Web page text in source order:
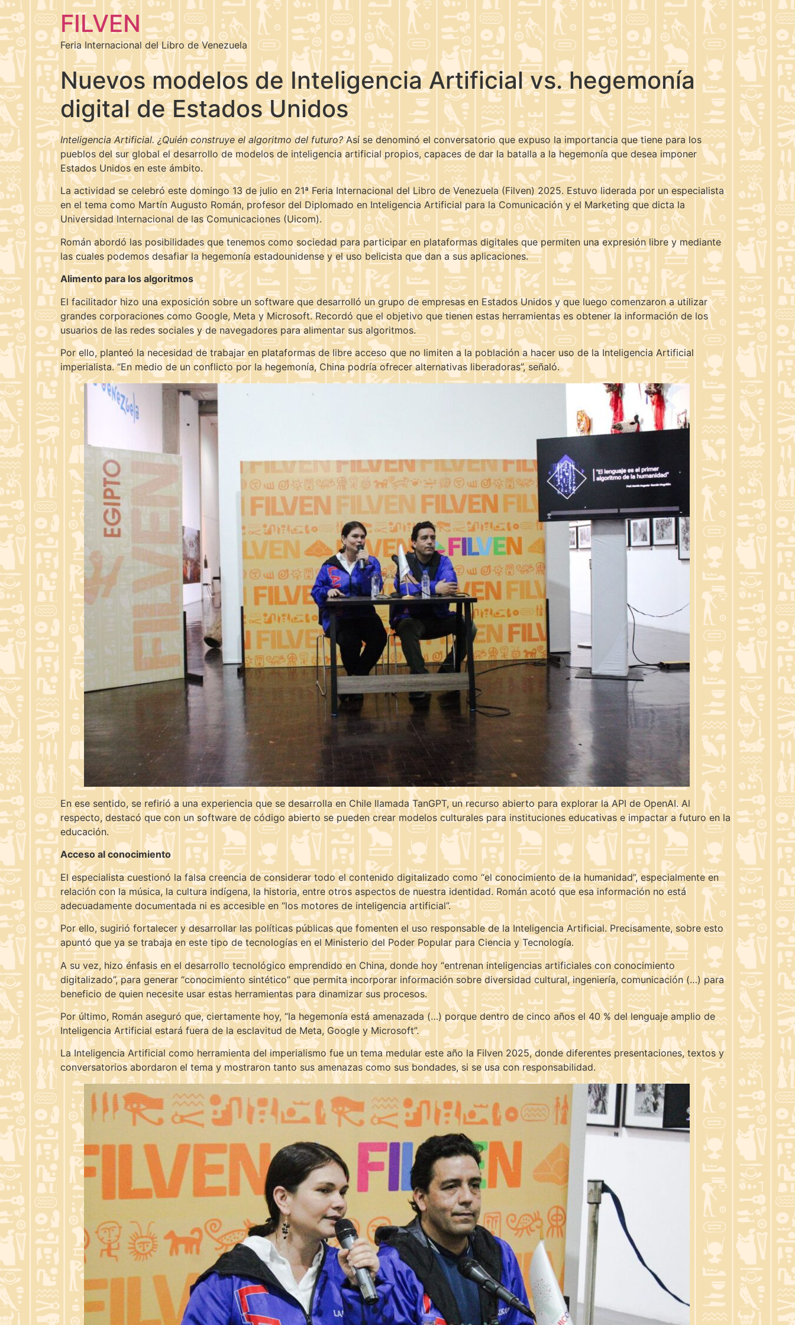
FILVEN
Feria Internacional del Libro de Venezuela
Nuevos modelos de Inteligencia Artificial vs. hegemonía
digital de Estados Unidos
Inteligencia Artificial. ¿Quién construye el algoritmo del futuro?Así se denominó el conversatorio que expuso la importancia que tiene para los
pueblos del sur global el desarrollo de modelos de inteligencia artificial propios, capaces de dar la batalla a la hegemonía que desea imponer
Estados Unidos en este ámbito.
La actividad se celebró este domingo 13 de julio en 21ª Feria Internacional del Libro de Venezuela (Filven) 2025. Estuvo liderada por un especialista
en el tema como Martín Augusto Román, profesor del Diplomado en Inteligencia Artificial para la Comunicación y el Marketing que dicta la
Universidad Internacional de las Comunicaciones (Uicom).
Román abordó las posibilidades que tenemos como sociedad para participar en plataformas digitales que permiten una expresión libre y mediante
las cuales podemos desafiar la hegemonía estadounidense y el uso belicista que dan a sus aplicaciones.
Alimento para los algoritmos
El facilitador hizo una exposición sobre un software que desarrolló un grupo de empresas en Estados Unidos y que luego comenzaron a utilizar
grandes corporaciones como Google, Meta y Microsoft. Recordó que el objetivo que tienen estas herramientas es obtener la información de los
usuarios de las redes sociales y de navegadores para alimentar sus algoritmos.
Por ello, planteó la necesidad de trabajar en plataformas de libre acceso que no limiten a la población a hacer uso de la Inteligencia Artificial
imperialista. “En medio de un conflicto por la hegemonía, China podría ofrecer alternativas liberadoras”, señaló.
En ese sentido, se refirió a una experiencia que se desarrolla en Chile llamada TanGPT, un recurso abierto para explorar la API de OpenAI. Al
respecto, destacó que con un software de código abierto se pueden crear modelos culturales para instituciones educativas e impactar a futuro en la
educación.
Acceso al conocimiento
El especialista cuestionó la falsa creencia de considerar todo el contenido digitalizado como “el conocimiento de la humanidad”, especialmente en
relación con la música, la cultura indígena, la historia, entre otros aspectos de nuestra identidad. Román acotó que esa información no está
adecuadamente documentada ni es accesible en “los motores de inteligencia artificial”.
Por ello, sugirió fortalecer y desarrollar las políticas públicas que fomenten el uso responsable de la Inteligencia Artificial. Precisamente, sobre esto
apuntó que ya se trabaja en este tipo de tecnologías en el Ministerio del Poder Popular para Ciencia y Tecnología.
A su vez, hizo énfasis en el desarrollo tecnológico emprendido en China, donde hoy “entrenan inteligencias artificiales con conocimiento
digitalizado”, para generar “conocimiento sintético” que permita incorporar información sobre diversidad cultural, ingeniería, comunicación (…) para
beneficio de quien necesite usar estas herramientas para dinamizar sus procesos.
Por último, Román aseguró que, ciertamente hoy, “la hegemonía está amenazada (…) porque dentro de cinco años el 40 % del lenguaje amplio de
Inteligencia Artificial estará fuera de la esclavitud de Meta, Google y Microsoft”.
La Inteligencia Artificial como herramienta del imperialismo fue un tema medular este año la Filven 2025, donde diferentes presentaciones, textos y
conversatorios abordaron el tema y mostraron tanto sus amenazas como sus bondades, si se usa con responsabilidad.